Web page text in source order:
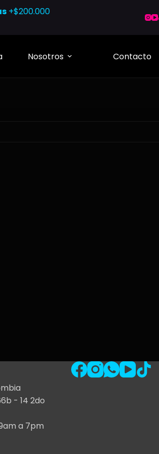
+$200.000
Nosotros Contacto
- 14 2do
a 7pm